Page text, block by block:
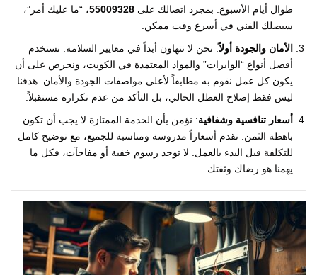
طوال أيام الأسبوع. بمجرد اتصالك على 55009328، “ما عليك أمر”،
سيصلك الفني في أسرع وقت ممكن.
الأمان والجودة أولاً: نحن لا نتهاون أبداً في معايير السلامة. نستخدم
أفضل أنواع “الوايرات” والمواد المعتمدة في الكويت، ونحرص على أن
يكون كل عمل نقوم به مطابقاً لأعلى مواصفات الجودة والأمان. هدفنا
ليس فقط إصلاح العطل الحالي، بل التأكد من عدم تكراره مستقبلاً.
أسعار تنافسية وشفافية: نؤمن بأن الخدمة الممتازة لا يجب أن تكون
باهظة الثمن. نقدم أسعاراً مدروسة ومناسبة للجميع، مع توضيح كامل
للتكلفة قبل البدء بالعمل. لا توجد رسوم خفية أو مفاجآت، فكل ما
يهمنا هو رضاك وثقتك.